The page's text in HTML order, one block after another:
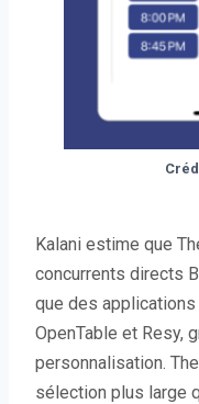
Kalani estime que
concurrents directs
que des
OpenTable et Resy,
personnalisation.
sélection plus large